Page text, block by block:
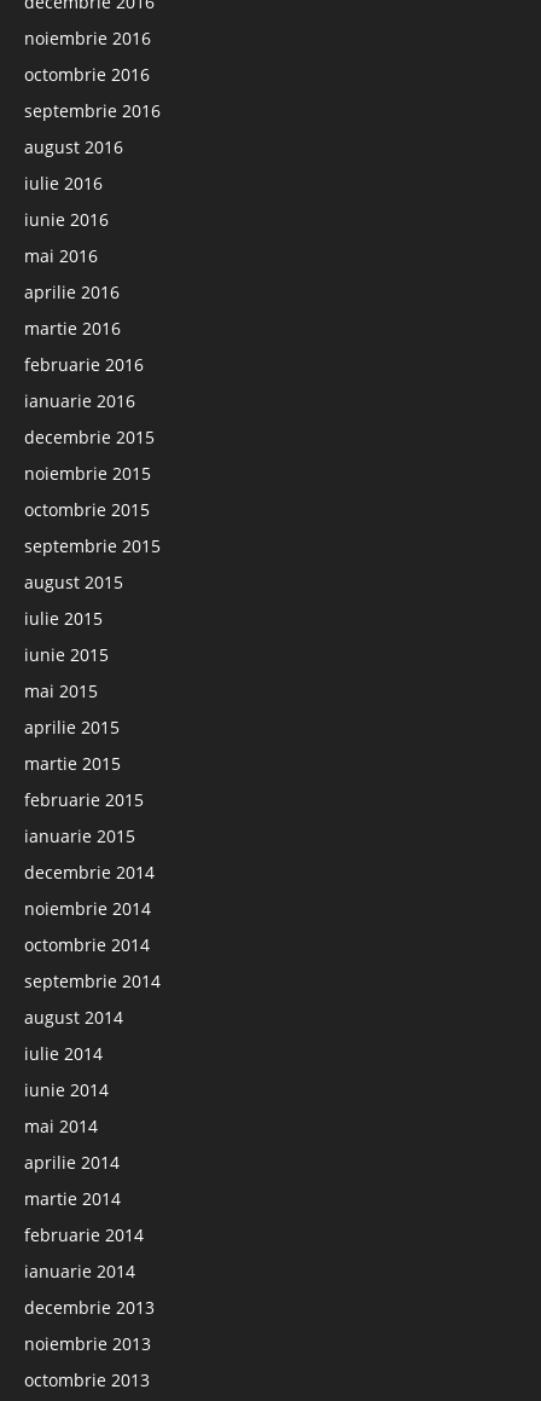
noiembrie 2016
octombrie 2016
septembrie 2016
august 2016
iulie 2016
iunie 2016
mai 2016
aprilie 2016
martie 2016
februarie 2016
ianuarie 2016
decembrie 2015
noiembrie 2015
octombrie 2015
septembrie 2015
august 2015
iulie 2015
iunie 2015
mai 2015
aprilie 2015
martie 2015
februarie 2015
ianuarie 2015
decembrie 2014
noiembrie 2014
octombrie 2014
septembrie 2014
august 2014
iulie 2014
iunie 2014
mai 2014
aprilie 2014
martie 2014
februarie 2014
ianuarie 2014
decembrie 2013
noiembrie 2013
octombrie 2013